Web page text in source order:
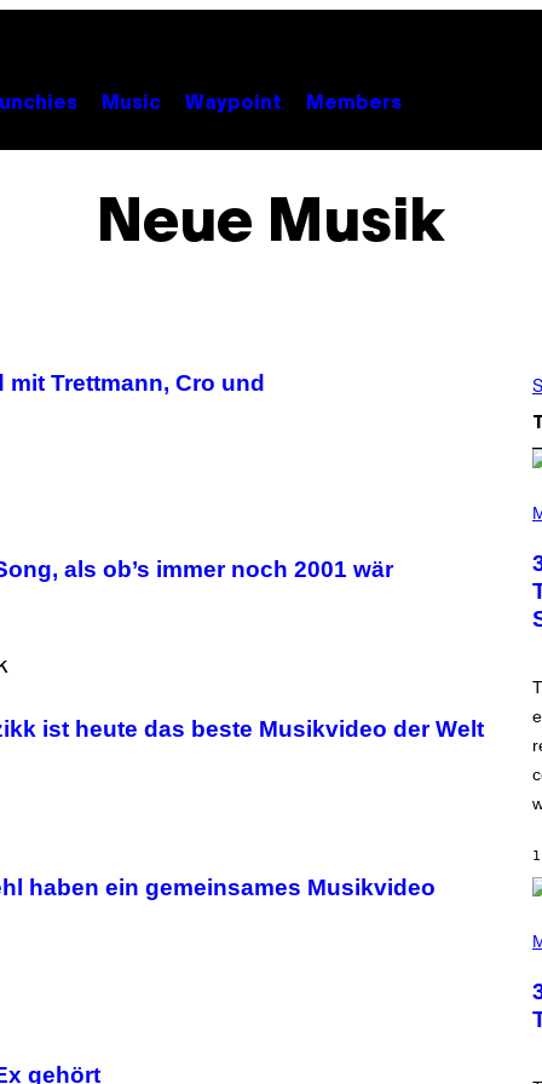
Music Waypoint Members
Neue Musik
Trettmann, Cro und
als ob’s immer noch 2001 wär
ist heute das beste Musikvideo der Welt
haben ein gemeinsames Musikvideo
gehört
H
O
B
Y
J
E
M
C
R
T
/
W
I
I
A
G
E
H
O
B
Y